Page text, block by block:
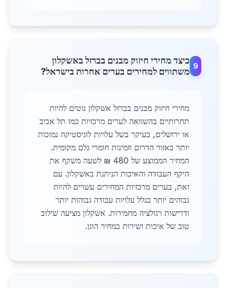
9
כיצד מחירי חיזוק מבנים בברזל באשקלון
משתווים למחירים בערים אחרות בישראל?
מחירי חיזוק מבנים בברזל אשקלון נוטים להיות
תחרותיים בהשוואה לערים מרכזיות כמו תל אביב
או ירושלים, בעיקר בשל עלויות לוגיסטיקה נמוכות
יותר באזור הדרום וזמינות חומרי גלם מקומית.
המחיר הממוצע של 480 ₪ לשעה משקף את
היקף העבודה והאיכות הניתנת באשקלון. עם
זאת, בערים מרכזיות המחירים עשויים להיות
גבוהים יותר בגלל עלויות עבודה גבוהות יותר
ודרישות רגולציה מחמירות. אשקלון מציעה שילוב
טוב של איכות ושירות במחיר הוגן.